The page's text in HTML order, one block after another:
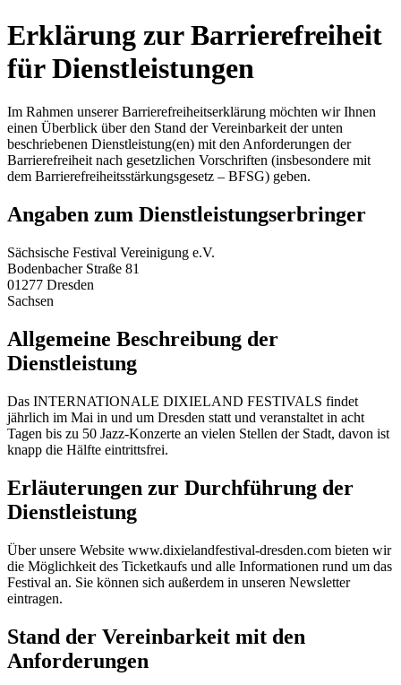
Erklärung zur Barrierefreiheit
für Dienstleistungen
Im Rahmen unserer Barrierefreiheitserklärung möchten wir Ihnen
einen Überblick über den Stand der Vereinbarkeit der unten
beschriebenen Dienstleistung(en) mit den Anforderungen der
Barrierefreiheit nach gesetzlichen Vorschriften (insbesondere mit
dem Barrierefreiheitsstärkungsgesetz – BFSG) geben.
Angaben zum Dienstleistungserbringer
Sächsische Festival Vereinigung e.V.
Bodenbacher Straße 81
01277 Dresden
Sachsen
Allgemeine Beschreibung der
Dienstleistung
Das INTERNATIONALE DIXIELAND FESTIVALS findet
jährlich im Mai in und um Dresden statt und veranstaltet in acht
Tagen bis zu 50 Jazz-Konzerte an vielen Stellen der Stadt, davon ist
knapp die Hälfte eintrittsfrei.
Erläuterungen zur Durchführung der
Dienstleistung
Über unsere Website www.dixielandfestival-dresden.com bieten wir
die Möglichkeit des Ticketkaufs und alle Informationen rund um das
Festival an. Sie können sich außerdem in unseren Newsletter
eintragen.
Stand der Vereinbarkeit mit den
Anforderungen